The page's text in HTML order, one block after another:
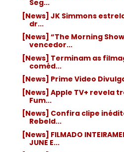
Seg...
[News] JK Simmons
dr...
[News] “The Morning
vencedor...
[News] Terminam as
coméd...
[News] Prime Video
[News] Apple TV+ revela
Fum...
[News] Confira clipe
Rebeld...
[News] FILMADO
JUNE E...